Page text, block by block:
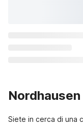
Nordhausen
Siete in cerca di una